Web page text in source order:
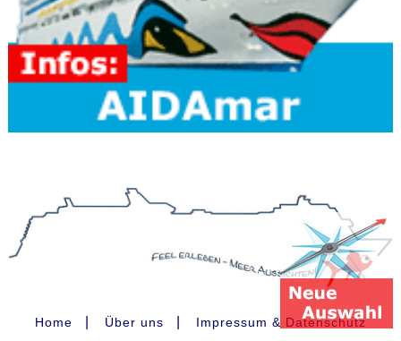
Home Über uns Impressum & Datenschutz